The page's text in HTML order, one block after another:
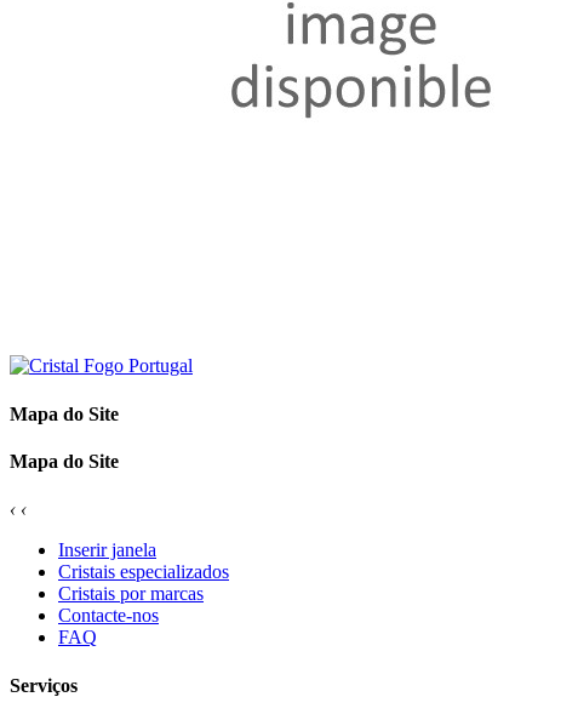
Mapa do Site
Mapa do Site
‹ ‹
Inserir janela
Cristais especializados
Cristais por marcas
Contacte-nos
FAQ
Serviços